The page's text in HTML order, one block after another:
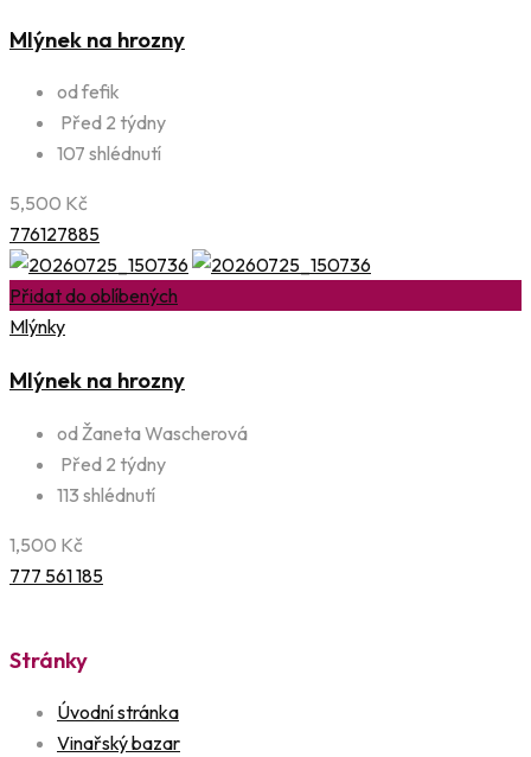
Mlýnek na hrozny
od fefik
Před 2 týdny
107 shlédnutí
5,500 Kč
776127885
Přidat do oblíbených
Mlýnky
Mlýnek na hrozny
od Žaneta Wascherová
Před 2 týdny
113 shlédnutí
1,500 Kč
777 561 185
Stránky
Úvodní stránka
Vinařský bazar